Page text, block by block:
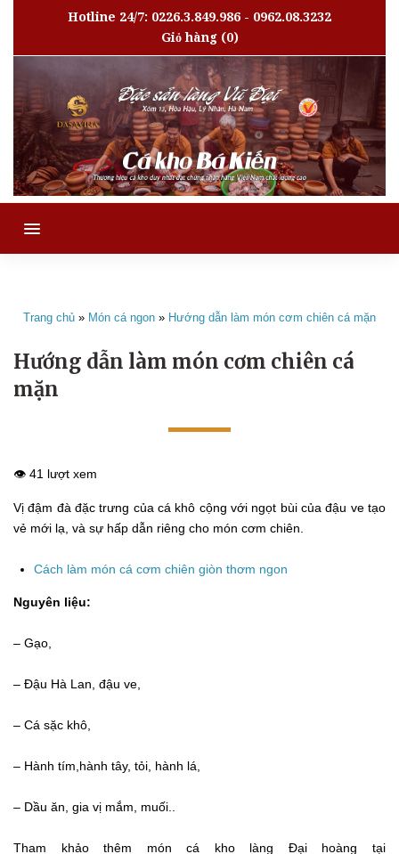
Hotline 24/7: 0226.3.849.986 - 0962.08.3232
Giỏ hàng(0)
MENU
Trang chủ » Món cá ngon » Hướng dẫn làm món cơm chiên cá mặn
Hướng dẫn làm món cơm chiên cá
mặn
👁️ 41 lượt xem
Vị đậm đà đặc trưng của cá khô cộng với ngọt bùi của đậu ve tạo
vẻ mới lạ, và sự hấp dẫn riêng cho món cơm chiên.
Cách làm món cá cơm chiên giòn thơm ngon
Nguyên liệu:
– Gạo,
– Đậu Hà Lan, đậu ve,
– Cá sặc khô,
– Hành tím,hành tây, tỏi, hành lá,
– Dầu ăn, gia vị mắm, muối..
Tham khảo thêm món cá kho làng Đại hoàng tại